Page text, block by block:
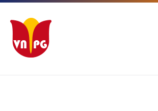
Ga
inhoud
Ga
hoofdnavigatie
Ga
footer